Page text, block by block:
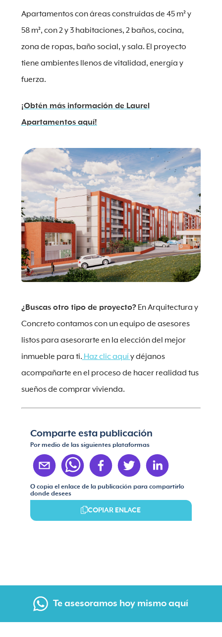
Apartamentos con áreas construidas de 45 m² y
58 m², con 2 y 3 habitaciones, 2 baños, cocina,
zona de ropas, baño social, y sala. El proyecto
tiene ambientes llenos de vitalidad, energía y
fuerza.
¡Obtén más información de Laurel
Apartamentos aquí!
¿Buscas otro tipo de proyecto?En Arquitectura y
Concreto contamos con un equipo de asesores
listos para asesorarte en la elección del mejor
inmueble para ti. Haz clic aquíy déjanos
acompañarte en el proceso de hacer realidad tus
sueños de comprar vivienda.
Comparte esta publicación
Por medio de las siguientes plataformas
O copia el enlace de la publicación para compartirlo
donde desees
COPIAR ENLACE
Te asesoramos hoy mismo aquí